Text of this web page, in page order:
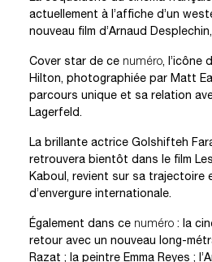
actuellement à l’affiche d’un
nouveau film d’Arnaud
Cover star de ce numéro, l’icône
Hilton, photographiée par Matt
parcours unique et sa relation
Lagerfeld.
La brillante actrice Golshifteh
retrouvera bientôt dans le film
Kaboul, revient sur sa trajectoire
d’envergure internationale.
Également dans ce numéro : la
retour avec un nouveau long-
Razat ; la peintre Emma Reyes ;